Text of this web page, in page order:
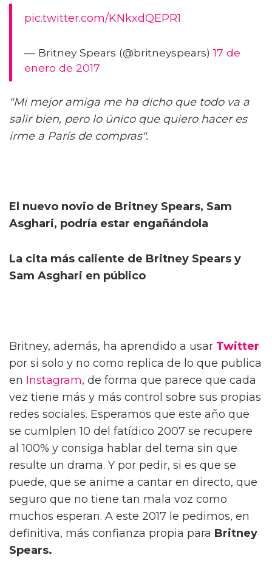
pic.twitter.com/KNkxdQEPR1
— Britney Spears (@britneyspears)17 de
enero de 2017
"Mi mejor amiga me ha dicho que todo va a
salir bien, pero lo único que quiero hacer es
irme a París de compras".
El nuevo novio de Britney Spears, Sam
Asghari, podría estar engañándola
La cita más caliente de Britney Spears y
Sam Asghari en público
Britney, además, ha aprendido a usar Twitter
por si solo y no como replica de lo que publica
en Instagram, de forma que parece que cada
vez tiene más y más control sobre sus propias
redes sociales. Esperamos que este año que
se cumlplen 10 del fatídico 2007 se recupere
al 100% y consiga hablar del tema sin que
resulte un drama. Y por pedir, si es que se
puede, que se anime a cantar en directo, que
seguro que no tiene tan mala voz como
muchos esperan. A este 2017 le pedimos, en
definitiva, más confianza propia para Britney
Spears.